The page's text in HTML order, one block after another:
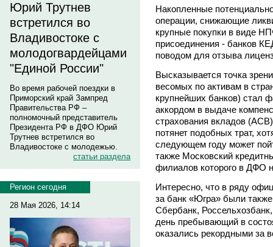
Юрий Трутнев
встретился во
Владивостоке с
молодогвардейцами
"Единой России"
Во время рабочей поездки в
Приморский край Зампред
Правительства РФ –
полномочный представитель
Президента РФ в ДФО Юрий
Трутнев встретился во
Владивостоке с молодежью.
статьи раздела
Регион сегодня
28 Мая 2026, 14:14
Накопленные
операции, снижающие
крупные покупки в виде
присоединения - банков
поводом для отзыва
Высказывается точка
весомых по активам в
крупнейших банков) стал
аккордом в выдаче
страхования вкладов
потянет подобных трат,
следующем году может
также Московский
филиалов которого в ДФО
Интересно, что в ряду
за банк «Югра» были
Сбербанк,
день пребывающий в
оказались рекордными за